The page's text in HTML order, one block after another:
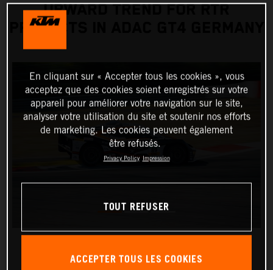
UPWARD TREND FOR RTR
PROJECTS IN ADAC GT4 GERMANY
En cliquant sur « Accepter tous les cookies », vous
acceptez que des cookies soient enregistrés sur votre
appareil pour améliorer votre navigation sur le site,
analyser votre utilisation du site et soutenir nos efforts
de marketing. Les cookies peuvent également
être refusés.
Privacy Policy Impression
TOUT REFUSER
ACCEPTER TOUS LES COOKIES